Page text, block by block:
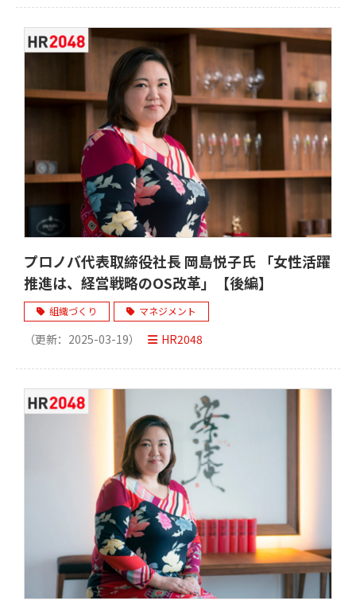
プロノバ代表取締役社長 岡島悦子氏 「女性活躍
推進は、経営戦略のOS改革」【後編】
組織づくり マネジメント
（更新： 2025-03-19） HR2048